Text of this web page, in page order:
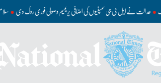
عدالت نے ایل پی جی کمپنیوں کی اضافی پریمیم وصولی فوری روک دی